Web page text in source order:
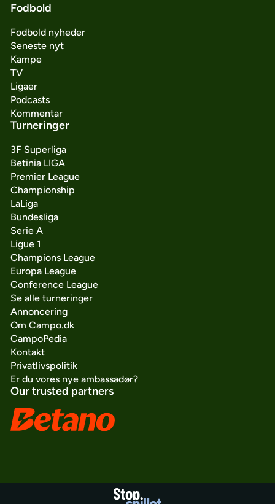
Fodbold
Fodbold nyheder
Seneste nyt
Kampe
TV
Ligaer
Podcasts
Kommentar
Turneringer
3F Superliga
Betinia LIGA
Premier League
Championship
LaLiga
Bundesliga
Serie A
Ligue 1
Champions League
Europa League
Conference League
Se alle turneringer
Annoncering
Om Campo.dk
CampoPedia
Kontakt
Privatlivspolitik
Er du vores nye ambassadør?
Our trusted partners